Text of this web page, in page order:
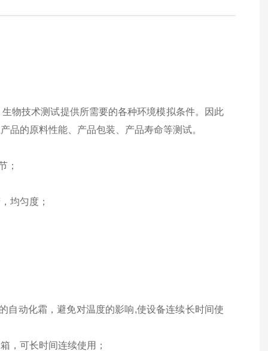
物技术测试提供所需要的各种环境模拟条件。因此
品的原料性能、产品包装、产品寿命等测试。
；
均匀度；
自动化霜，避免对温度的影响,使设备连续长时间使
，可长时间连续使用；